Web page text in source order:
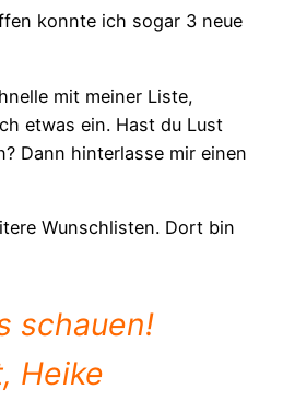
konnte ich sogar 3 neue
mit meiner Liste,
etwas ein. Hast du Lust
Dann hinterlasse mir einen
Wunschlisten. Dort bin
schauen!
Heike